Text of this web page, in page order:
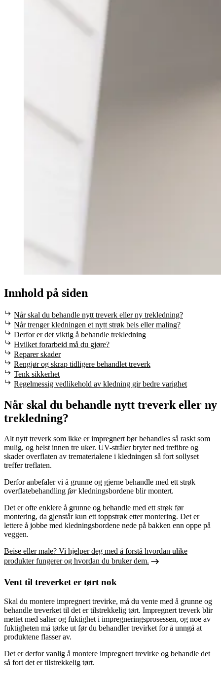
Innhold på siden
Når skal du behandle nytt treverk eller ny trekledning?
Når trenger kledningen et nytt strøk beis eller maling?
Derfor er det viktig å behandle trekledning
Hvilket forarbeid må du gjøre?
Reparer skader
Rengjør og skrap tidligere behandlet treverk
Tenk sikkerhet
Regelmessig vedlikehold av kledning gir bedre varighet
Når skal du behandle nytt treverk eller ny
trekledning?
Alt nytt treverk som ikke er impregnert bør behandles så raskt som
mulig, og helst innen tre uker. UV-stråler bryter ned trefibre og
skader overflaten av trematerialene i kledningen så fort sollyset
treffer treflaten.
Derfor anbefaler vi å grunne og gjerne behandle med ett strøk
overflatebehandling førkledningsbordene blir montert.
Det er ofte enklere å grunne og behandle med ett strøk før
montering, da gjenstår kun ett toppstrøk etter montering. Det er
lettere å jobbe med kledningsbordene nede på bakken enn oppe på
veggen.
Beise eller male? Vi hjelper deg med å forstå hvordan ulike
produkter fungerer og hvordan du bruker dem.
Vent til treverket er tørt nok
Skal du montere impregnert trevirke, må du vente med å grunne og
behandle treverket til det er tilstrekkelig tørt. Impregnert treverk blir
mettet med salter og fuktighet i impregneringsprosessen, og noe av
fuktigheten må tørke ut før du behandler trevirket for å unngå at
produktene flasser av.
Det er derfor vanlig å montere impregnert trevirke og behandle det
så fort det er tilstrekkelig tørt.